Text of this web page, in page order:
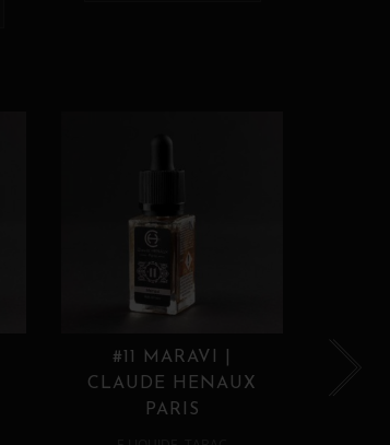
#11 MARAVI |
CLAUDE HENAUX
PARIS